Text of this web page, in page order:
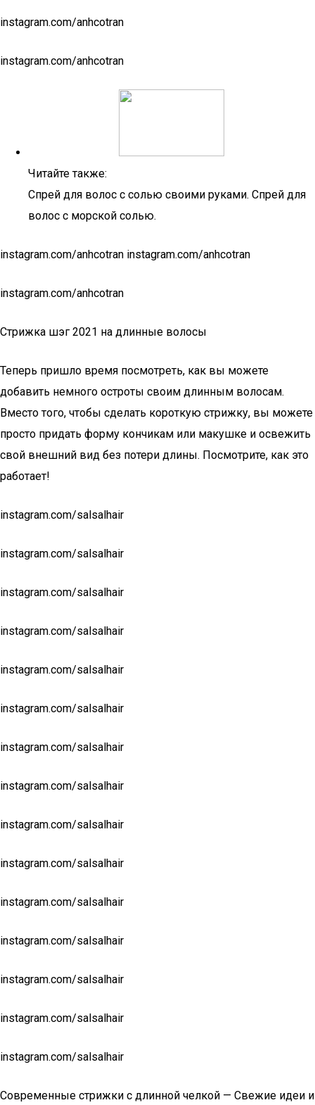
instagram.com/anhcotran
instagram.com/anhcotran
Читайте также:
Спрей для волос с солью своими руками. Спрей для
волос с морской солью.
instagram.com/anhcotran instagram.com/anhcotran
instagram.com/anhcotran
Стрижка шэг 2021 на длинные волосы
Теперь пришло время посмотреть, как вы можете
добавить немного остроты своим длинным волосам.
Вместо того, чтобы сделать короткую стрижку, вы можете
просто придать форму кончикам или макушке и освежить
свой внешний вид без потери длины. Посмотрите, как это
работает!
instagram.com/salsalhair
instagram.com/salsalhair
instagram.com/salsalhair
instagram.com/salsalhair
instagram.com/salsalhair
instagram.com/salsalhair
instagram.com/salsalhair
instagram.com/salsalhair
instagram.com/salsalhair
instagram.com/salsalhair
instagram.com/salsalhair
instagram.com/salsalhair
instagram.com/salsalhair
instagram.com/salsalhair
instagram.com/salsalhair
Современные стрижки с длинной челкой — Свежие идеи и